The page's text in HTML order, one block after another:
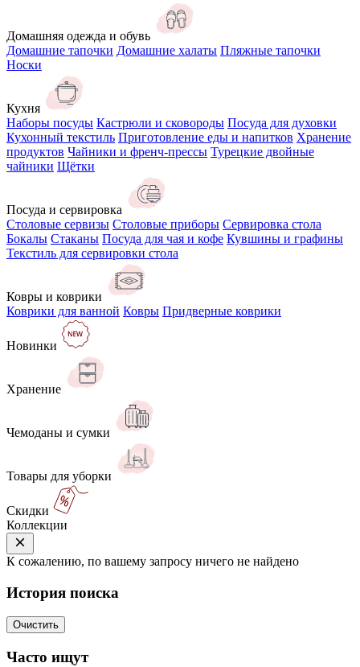
Домашняя одежда и обувь
Домашние тапочки Домашние халаты Пляжные тапочки
Носки
Кухня
Наборы посуды Кастрюли и сковороды Посуда для духовки
Кухонный текстиль Приготовление еды и напитков Хранение
продуктов Чайники и френч-прессы Турецкие двойные
чайники Щётки
Посуда и сервировка
Столовые сервизы Столовые приборы Сервировка стола
Бокалы Стаканы Посуда для чая и кофе Кувшины и графины
Текстиль для сервировки стола
Ковры и коврики
Коврики для ванной Ковры Придверные коврики
Новинки
Хранение
Чемоданы и сумки
Товары для уборки
Скидки
Коллекции
К сожалению, по вашему запросу ничего не найдено
История поиска
Очистить
Часто ищут